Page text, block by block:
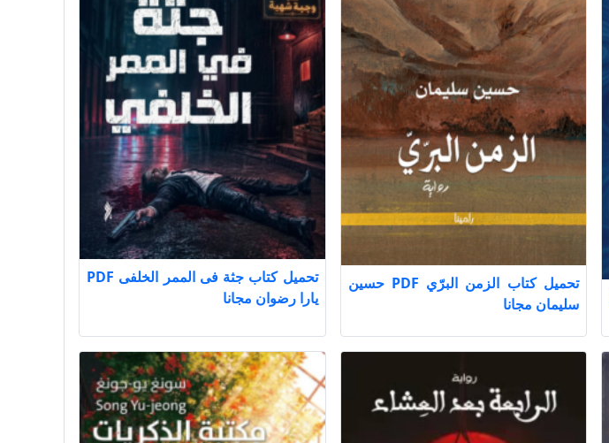
تحميل كتاب الزمن البرّي PDF حسين
سليمان مجانا
تحميل كتاب جثة فى الممر الخلفى PDF
يارا رضوان مجانا